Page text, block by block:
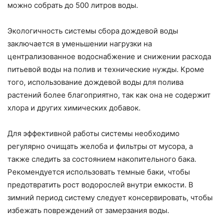
можно собрать до 500 литров воды.
Экологичность системы сбора дождевой воды
заключается в уменьшении нагрузки на
централизованное водоснабжение и снижении расхода
питьевой воды на полив и технические нужды. Кроме
того, использование дождевой воды для полива
растений более благоприятно, так как она не содержит
хлора и других химических добавок.
Для эффективной работы системы необходимо
регулярно очищать желоба и фильтры от мусора, а
также следить за состоянием накопительного бака.
Рекомендуется использовать темные баки, чтобы
предотвратить рост водорослей внутри емкости. В
зимний период систему следует консервировать, чтобы
избежать повреждений от замерзания воды.